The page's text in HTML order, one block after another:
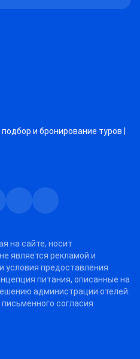
и бронирование туров |
Дзен ВКонтакте
на сайте, носит
является рекламой и
условия предоставления
питания, описанные на
администрации отелей.
согласия